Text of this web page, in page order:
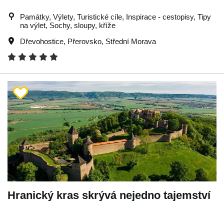
Památky, Výlety, Turistické cíle, Inspirace - cestopisy, Tipy
na výlet, Sochy, sloupy, kříže
Dřevohostice, Přerovsko, Střední Morava
Hranický kras skrývá nejedno tajemství